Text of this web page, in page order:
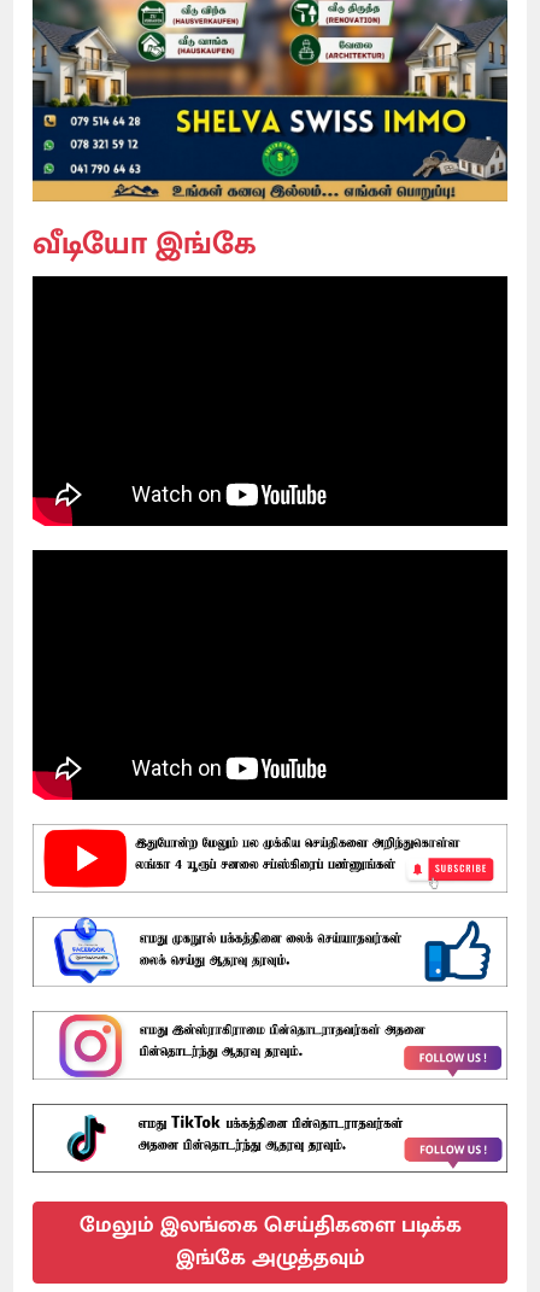
வீடியோ இங்கே
மேலும் இலங்கை செய்திகளை படிக்க
இங்கே அழுத்தவும்